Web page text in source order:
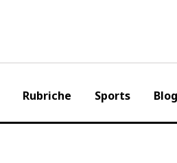
Rubriche Sports Blog